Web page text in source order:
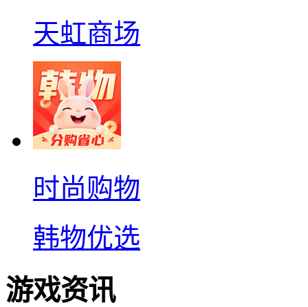
天虹商场
时尚购物
韩物优选
游戏资讯